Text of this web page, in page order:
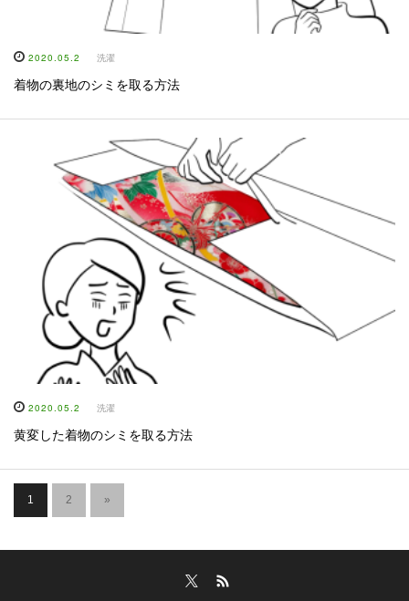
2020.05.2 洗濯
着物の裏地のシミを取る方法
2020.05.2 洗濯
黄変した着物のシミを取る方法
1 2 »